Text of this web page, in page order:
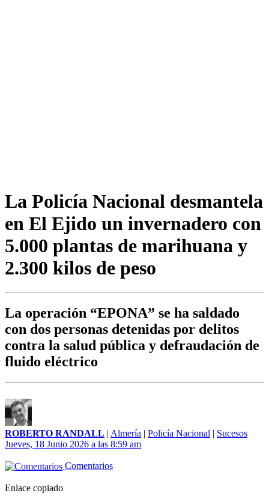
La Policía Nacional desmantela
en El Ejido un invernadero con
5.000 plantas de marihuana y
2.300 kilos de peso
La operación “EPONA” se ha saldado
con dos personas detenidas por delitos
contra la salud pública y defraudación de
fluido eléctrico
ROBERTO RANDALL | Almería | Policía Nacional | Sucesos
Jueves, 18 Junio 2026 a las 8:59 am
Comentarios
Enlace copiado